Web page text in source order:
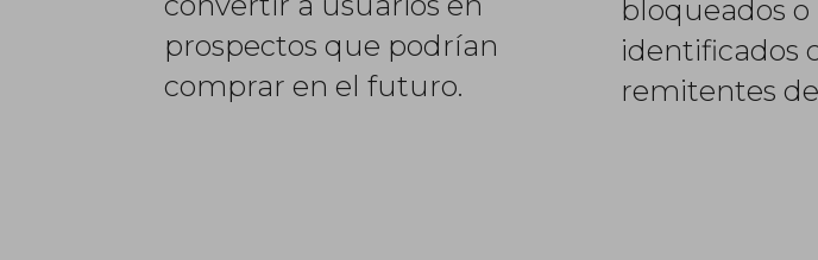
prospectos que podrían
comprar en el futuro.
bloqueados o
identificados
remitentes